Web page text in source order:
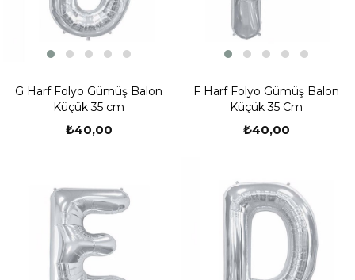
G Harf Folyo Gümüş Balon
Küçük 35 cm
₺40,00
F Harf Folyo Gümüş Balon
Küçük 35 Cm
₺40,00